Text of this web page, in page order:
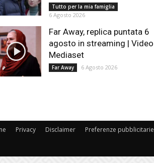
Tutto per la mia famiglia
6 Agosto 2026
Far Away, replica puntata 6
agosto in streaming | Video
Mediaset
Far Away 6 Agosto 2026
Privacy Disclaimer Preferenze pubblicitarie